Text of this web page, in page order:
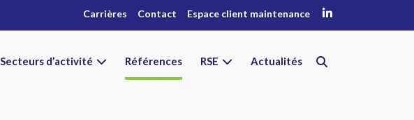
Carrières Contact Espace client maintenance
Secteurs d’activité Références RSE Actualités